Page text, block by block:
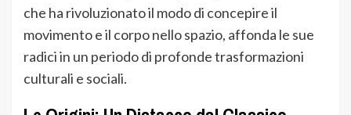
che ha rivoluzionato il modo di concepire il
movimento e il corpo nello spazio, affonda le sue
radici in un periodo di profonde trasformazioni
culturali e sociali.